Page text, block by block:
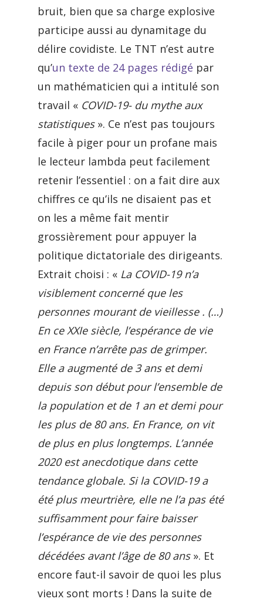
bruit, bien que sa charge explosive
participe aussi au dynamitage du
délire covidiste. Le TNT n’est autre
qu’un texte de 24 pages rédigé par
un mathématicien qui a intitulé son
travail « COVID-19- du mythe aux
statistiques ». Ce n’est pas toujours
facile à piger pour un profane mais
le lecteur lambda peut facilement
retenir l’essentiel : on a fait dire aux
chiffres ce qu’ils ne disaient pas et
on les a même fait mentir
grossièrement pour appuyer la
politique dictatoriale des dirigeants.
Extrait choisi : « La COVID-19 n’a
visiblement concerné que les
personnes mourant de vieillesse . (…)
En ce XXIe siècle, l’espérance de vie
en France n’arrête pas de grimper.
Elle a augmenté de 3 ans et demi
depuis son début pour l’ensemble de
la population et de 1 an et demi pour
les plus de 80 ans. En France, on vit
de plus en plus longtemps. L’année
2020 est anecdotique dans cette
tendance globale. Si la COVID-19 a
été plus meurtrière, elle ne l’a pas été
suffisamment pour faire baisser
l’espérance de vie des personnes
décédées avant l’âge de 80 ans». Et
encore faut-il savoir de quoi les plus
vieux sont morts ! Dans la suite de